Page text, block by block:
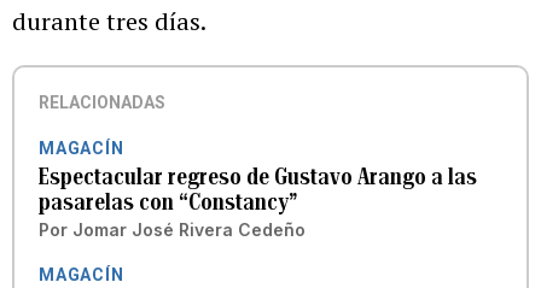
durante tres días.
RELACIONADAS
MAGACÍN
Espectacular regreso de Gustavo Arango a las
pasarelas con “Constancy”
Por Jomar José Rivera Cedeño
MAGACÍN